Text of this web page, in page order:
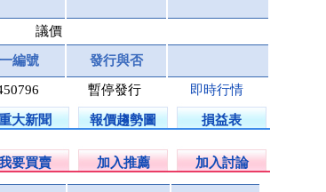
議價
編號 發行與否
暫停發行 即時行情
大新聞 報價趨勢圖 損益表
要買賣 加入推薦 加入討論